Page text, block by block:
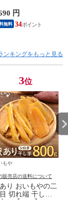
お世話になりま
チョコレート
キー チョコクッ
ト 送別会 お礼 産
焼き菓子 ありが
う おしゃれ ※ご
日にお届け
円
無料 34
ンキングをもっと見る
3位
もや
販売店の送料について
り おいもやの二
切れ端 干し芋